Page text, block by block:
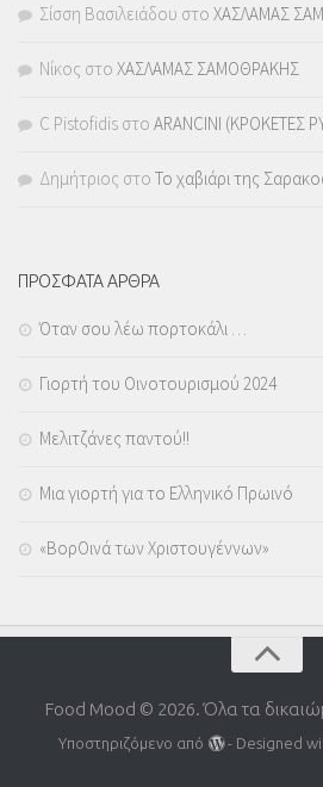
Σίσση Βασιλειάδου στο ΧΑΣΛΑΜΑΣ
Νίκος στο ΧΑΣΛΑΜΑΣ ΣΑΜΟΘΡΑΚΗΣ
C Pistofidis στο ARANCINI (ΚΡΟΚΕΤΕΣ
Δημήτριος στο Το χαβιάρι της
ΠΡΟΣΦΑΤΑ ΑΡΘΡΑ
Όταν σου λέω πορτοκάλι …
Γιορτή του Οινοτουρισμού 2024
Μελιτζάνες παντού!!
Μια γιορτή για το Ελληνικό Πρωινό
«ΒορΟινά των Χριστουγέννων»
Food Mood © 2026. Όλα τα
Υποστηριζόμενο από - Designed